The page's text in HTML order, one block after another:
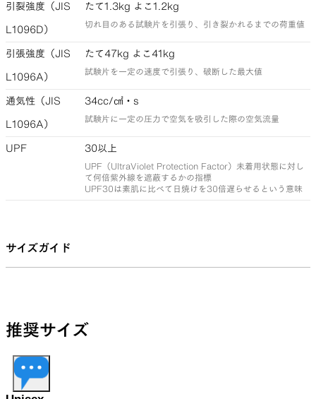
引裂強度（JIS
L1096D）
たて1.3kg よこ1.2kg
切れ目のある試験片を引張り、引き裂かれるまでの荷重値
引張強度（JIS
L1096A）
たて47kg よこ41kg
試験片を一定の速度で引張り、破断した最大値
通気性（JIS
L1096A）
34cc/㎠・s
試験片に一定の圧力で空気を吸引した際の空気流量
UPF 30以上
UPF（UltraViolet Protection Factor）未着用状態に対し
て何倍紫外線を遮蔽するかの指標
UPF30は素肌に比べて日焼けを30倍遅らせるという意味
サイズガイド
推奨サイズ